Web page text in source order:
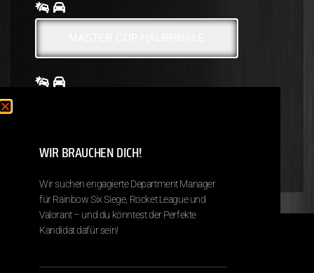
HEROS CUP HALBFINALE
WIR BRAUCHEN DICH!
Wir suchen engagierte Department Manager
für Rainbow Six Siege, Rocket League und
Valorant – und du könntest der Perfekte
Kandidat dafür sein!